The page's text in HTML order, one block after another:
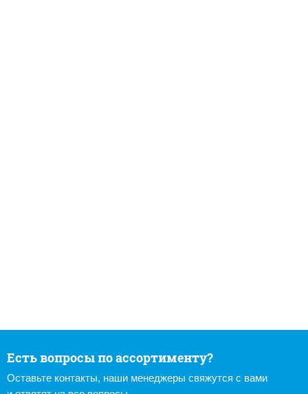
Есть вопросы по ассортименту?
Оставьте контакты, наши менеджеры свяжутся с вами